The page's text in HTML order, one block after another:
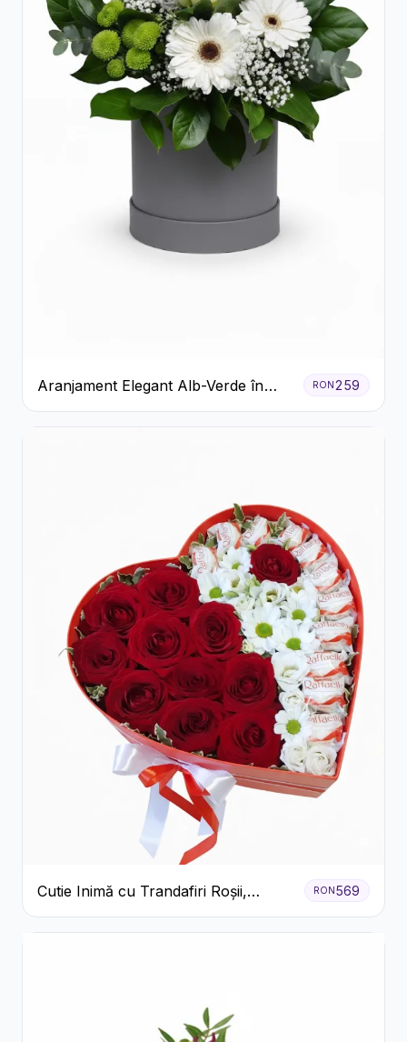
Aranjament Elegant Alb-Verde în
Cutie Gri
RON 259
Cutie Inimă cu Trandafiri Roșii,
Crizanteme Albe și Bomboane
Raffaello
RON569